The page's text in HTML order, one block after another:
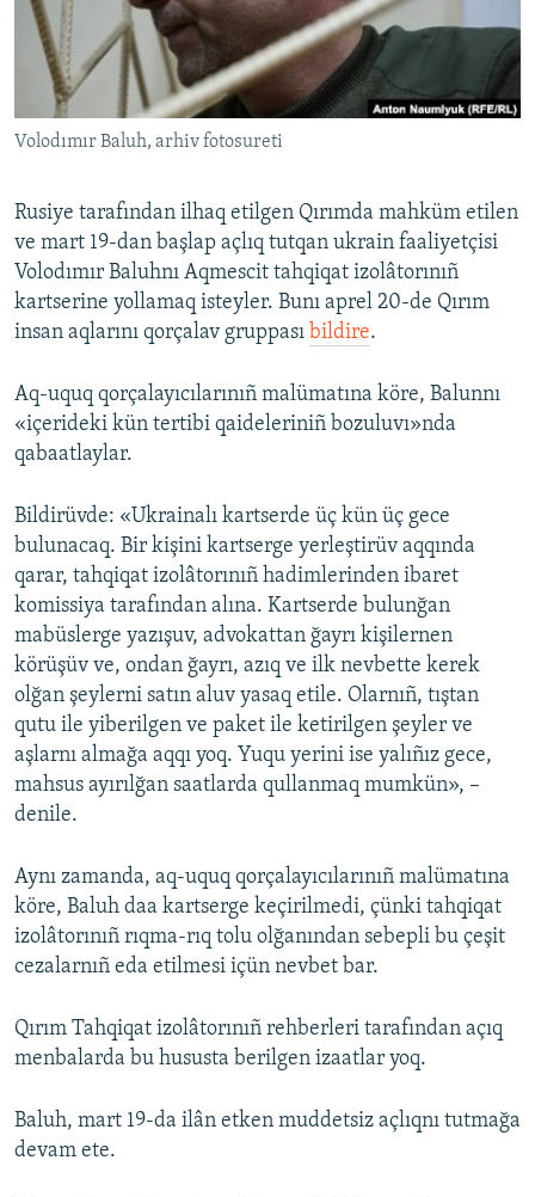
Русский
Українською
QOŞULIÑIZ!
RFE/RS bütün saytları
Volodımır Baluh, arhiv fotosureti
Rusiye tarafından ilhaq etilgen Qırımda mahküm etilen
ve mart 19-dan başlap açlıq tutqan ukrain faaliyetçisi
Volodımır Baluhnı Aqmescit tahqiqat izolâtorınıñ
kartserine yollamaq isteyler. Bunı aprel 20-de Qırım
insan aqlarını qorçalav gruppası bildire.
Aq-uquq qorçalayıcılarınıñ malümatına köre, Balunnı
«içerideki kün tertibi qaideleriniñ bozuluvı»nda
qabaatlaylar.
Bildirüvde: «Ukrainalı kartserde üç kün üç gece
bulunacaq. Bir kişini kartserge yerleştirüv aqqında
qarar, tahqiqat izolâtorınıñ hadimlerinden ibaret
komissiya tarafından alına. Kartserde bulunğan
mabüslerge yazışuv, advokattan ğayrı kişilernen
körüşüv ve, ondan ğayrı, azıq ve ilk nevbette kerek
olğan şeylerni satın aluv yasaq etile. Olarnıñ, tıştan
qutu ile yiberilgen ve paket ile ketirilgen şeyler ve
aşlarnı almağa aqqı yoq. Yuqu yerini ise yalıñız gece,
mahsus ayırılğan saatlarda qullanmaq mumkün», –
denile.
Aynı zamanda, aq-uquq qorçalayıcılarınıñ malümatına
köre, Baluh daa kartserge keçirilmedi, çünki tahqiqat
izolâtorınıñ rıqma-rıq tolu olğanından sebepli bu çeşit
cezalarnıñ eda etilmesi içün nevbet bar.
Qırım Tahqiqat izolâtorınıñ rehberleri tarafından açıq
menbalarda bu hususta berilgen izaatlar yoq.
Baluh, mart 19-da ilân etken muddetsiz açlıqnı tutmağa
devam ete.